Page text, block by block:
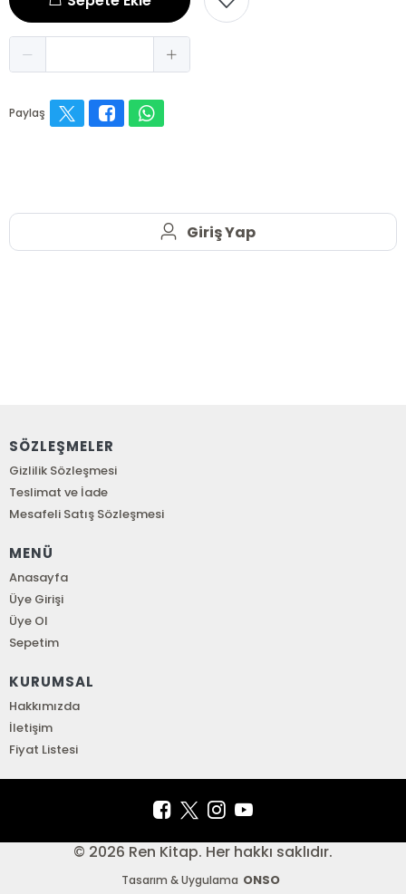
Paylaş
Giriş Yap
SÖZLEŞMELER
Gizlilik Sözleşmesi
Teslimat ve İade
Mesafeli Satış Sözleşmesi
MENÜ
Anasayfa
Üye Girişi
Üye Ol
Sepetim
KURUMSAL
Hakkımızda
İletişim
Fiyat Listesi
© 2026 Ren Kitap. Her hakkı saklıdır.
Tasarım & Uygulama ONSO